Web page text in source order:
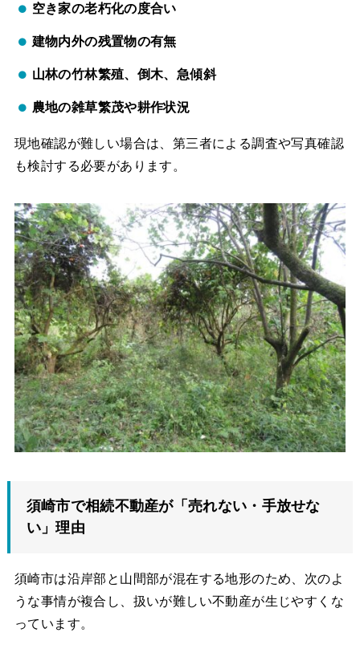
空き家の老朽化の度合い
建物内外の残置物の有無
山林の竹林繁殖、倒木、急傾斜
農地の雑草繁茂や耕作状況
現地確認が難しい場合は、第三者による調査や写真確認
も検討する必要があります。
須崎市で相続不動産が「売れない・手放せな
い」理由
須崎市は沿岸部と山間部が混在する地形のため、次のよ
うな事情が複合し、扱いが難しい不動産が生じやすくな
っています。